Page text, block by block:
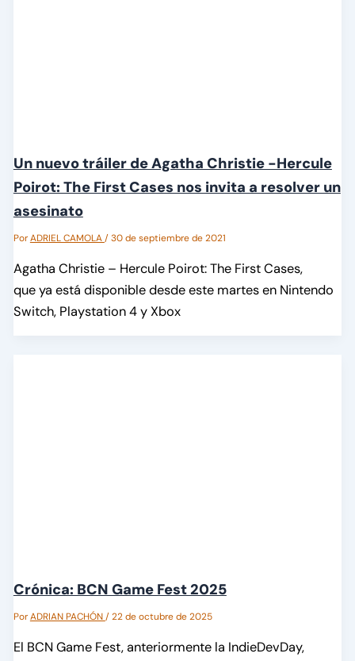
Un nuevo tráiler de Agatha Christie -Hercule
Poirot: The First Cases nos invita a resolver un
asesinato
PorADRIEL CAMOLA/30 de septiembre de 2021
Agatha Christie – Hercule Poirot: The First Cases,
que ya está disponible desde este martes en Nintendo
Switch, Playstation 4 y Xbox
Crónica: BCN Game Fest 2025
PorADRIAN PACHÓN/22 de octubre de 2025
El BCN Game Fest, anteriormente la IndieDevDay,